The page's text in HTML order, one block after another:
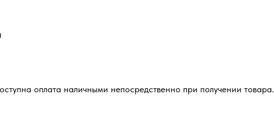
оплата наличными непосредственно при получении товара.